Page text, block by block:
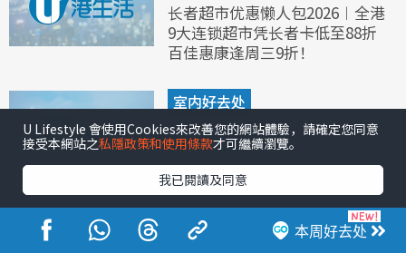
长者超市优惠懒人包2026︱全港
9大连锁超市凭长者卡低至88折
百佳惠康逢周三9折！
室内好去处
匹克球租场攻略！康文署免费户
克球场收费/地址/营业时间
本周好去处
U Lifestyle 會使用Cookies來改善您的網站體驗，請確定您同意
接受本網站之私隱政策和使用條款才可繼續瀏覽。
我已閱讀及同意